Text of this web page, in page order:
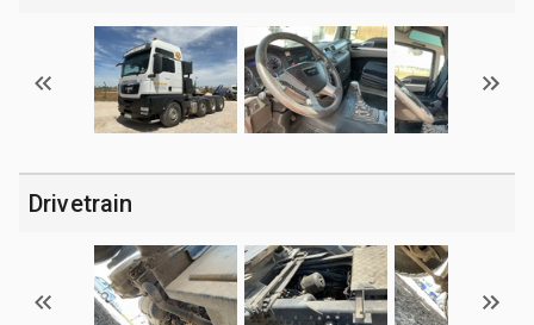
Drivetrain